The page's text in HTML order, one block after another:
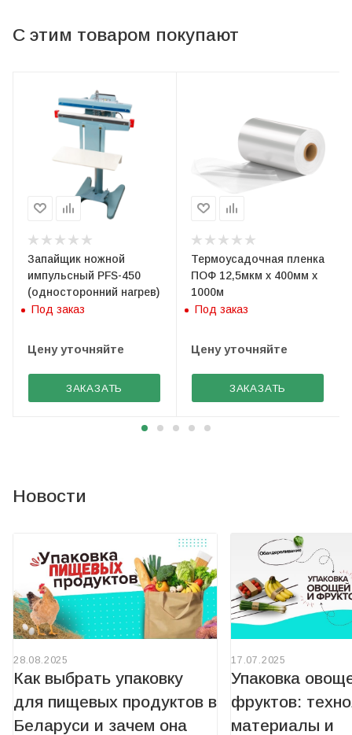
С этим товаром покупают
Запайщик ножной
импульсный PFS-450
(односторонний нагрев)
Под заказ
Цену уточняйте
ЗАКАЗАТЬ
Термоусадочная пленка
ПОФ 12,5мкм х 400мм х
1000м
Под заказ
Цену уточняйте
ЗАКАЗАТЬ
Новости
28.08.2025
Как выбрать упаковку
для пищевых продуктов в
Беларуси и зачем она
17.07.2025
Упаковка
фруктов:
материалы и